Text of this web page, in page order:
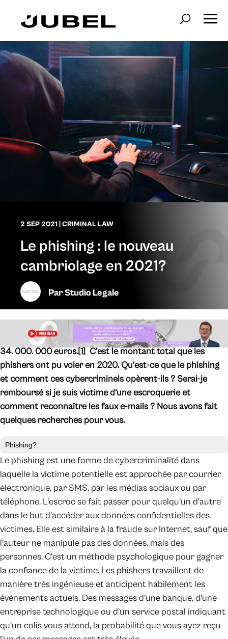
2 SEP 2021 CRIMINAL LAW
Le phishing : le nouveau
cambriolage en 2021?
ParStudio Legale
34. 000. 000 euros.[1] C’est le montant total que les
phishers ont pu voler en 2020. Qu’est-ce que le phishing
et comment ces cybercriminels opèrent-ils ? Serai-je
remboursé si je suis victime d’une escroquerie et
comment reconnaître les faux e-mails ? Nous avons fait
quelques recherches pour vous.
Phishing?
Le phishing est une forme de cybercriminalité dans
laquelle la victime potentielle est approchée par courrier
électronique, par SMS, par les médias sociaux ou par
téléphone. L’escroc se fait passer pour quelqu’un d’autre
dans le but d’accéder aux données confidentielles des
victimes. Elle est similaire à la fraude sur Internet, sauf que
l’auteur ne manipule pas des données, mais des
personnes. C’est un méthode psychologique pour gagner
la confiance de la victime. Les phishers travaillent de
manière très ingénieuse et anticipent habilement les
événements actuels. Des messages d’une banque, d’une
entreprise technologique ou d’un service postal indiquant
qu’un colis vous attend, la probabilité que vous ayez reçu